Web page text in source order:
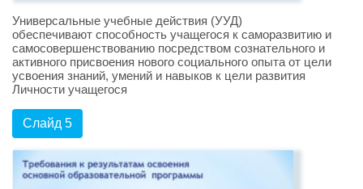
Универсальные учебные действия (УУД)
обеспечивают способность учащегося к саморазвитию и
самосовершенствованию посредством сознательного и
активного присвоения нового социального опыта от цели
усвоения знаний, умений и навыков к цели развития
Личности учащегося
Слайд 5